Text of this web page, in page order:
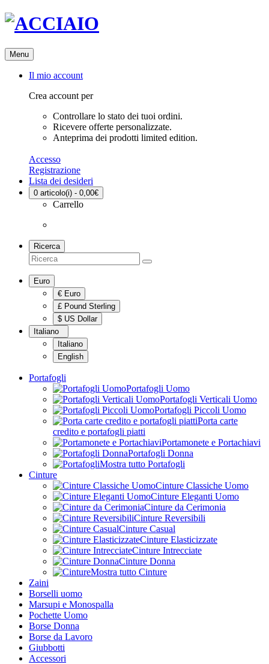
Menu
Il mio account
Crea account per
Controllare lo stato dei tuoi ordini.
Ricevere offerte personalizzate.
Anteprima dei prodotti limited edition.
Accesso
Registrazione
Lista dei desideri
0 articolo(i) - 0,00€
Carrello
Ricerca
Euro
€ Euro
£ Pound Sterling
$ US Dollar
Italiano
Italiano
English
Portafogli
Portafogli Uomo
Portafogli Verticali Uomo
Portafogli Piccoli Uomo
Porta carte
credito e portafogli piatti
Portamonete e Portachiavi
Portafogli Donna
Mostra tutto Portafogli
Cinture
Cinture Classiche Uomo
Cinture Eleganti Uomo
Cinture da Cerimonia
Cinture Reversibili
Cinture Casual
Cinture Elasticizzate
Cinture Intrecciate
Cinture Donna
Mostra tutto Cinture
Zaini
Borselli uomo
Marsupi e Monospalla
Pochette Uomo
Borse Donna
Borse da Lavoro
Giubbotti
Accessori